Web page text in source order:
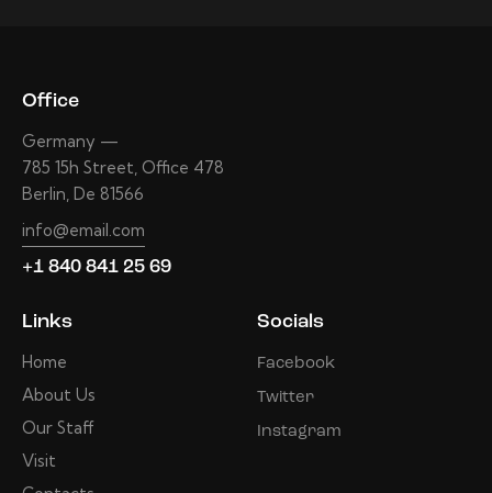
Office
Germany —
785 15h Street, Office 478
Berlin, De 81566
info@email.com
+1 840 841 25 69
Links
Home
About Us
Our Staff
Visit
Socials
Facebook
Twitter
Instagram